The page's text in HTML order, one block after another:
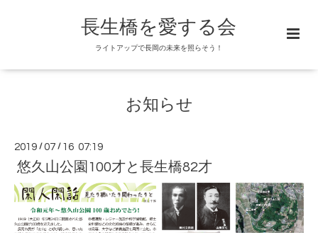
長生橋を愛する会
ライトアップで長岡の未来を照らそう！
お知らせ
2019 /07 / 16 07:19
悠久山公園100才と長生橋82才